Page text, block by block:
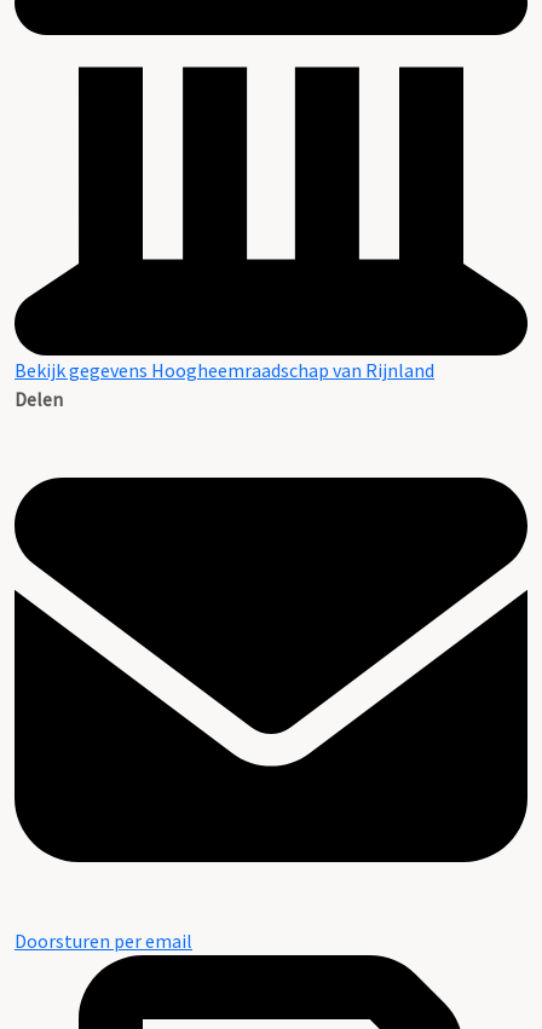
Bekijk gegevens Hoogheemraadschap van Rijnland
Delen
Doorsturen per email